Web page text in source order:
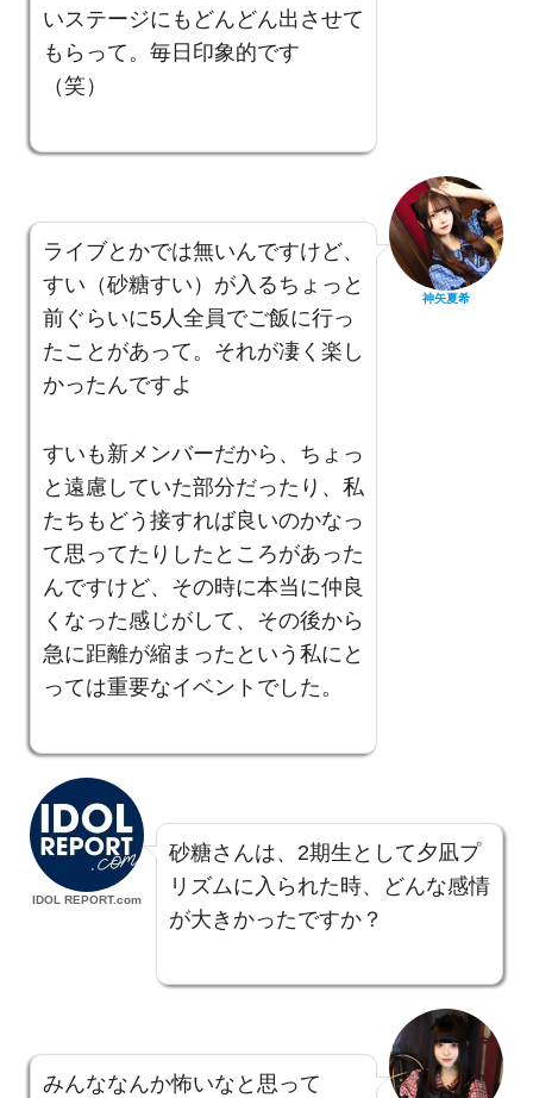
いステージにもどんどん出させて
もらって。毎日印象的です
（笑）
ライブとかでは無いんですけど、
すい（砂糖すい）が入るちょっと
前ぐらいに5人全員でご飯に行っ
たことがあって。それが凄く楽し
かったんですよ
すいも新メンバーだから、ちょっ
と遠慮していた部分だったり、私
たちもどう接すれば良いのかなっ
て思ってたりしたところがあった
んですけど、その時に本当に仲良
くなった感じがして、その後から
急に距離が縮まったという私にと
っては重要なイベントでした。
神矢夏希
IDOL REPORT.com
砂糖さんは、2期生として夕凪プ
リズムに入られた時、どんな感情
が大きかったですか？
みんななんか怖いなと思って